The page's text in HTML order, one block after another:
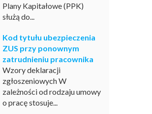
Plany Kapitałowe (PPK)
służą do...
Kod tytułu ubezpieczenia
ZUS przy ponownym
zatrudnieniu pracownika
Wzory deklaracji
zgłoszeniowych W
zależności od rodzaju umowy
o pracę stosuje...